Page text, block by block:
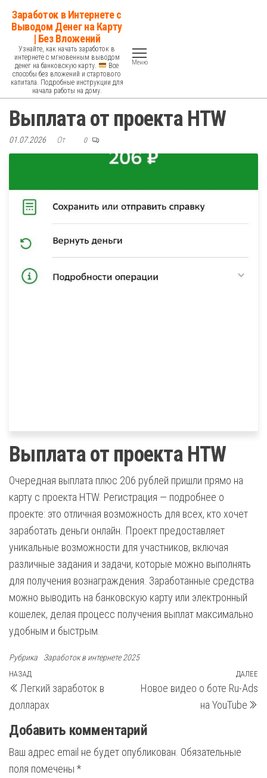
Перейти
содержимому
Заработок в Интернете с
Выводом Денег на Карту
| Без Вложений
Узнайте, как начать заработок в
интернете с мгновенным выводом
денег на банковскую карту.
Все
способы без вложений и стартового
капитала. Подробные инструкции для
начала работы на дому.
Меню
Выплата от проекта HTW
01.07.2026 От 0
Выплата от проекта HTW
Очередная выплата плюс 206 рублей пришли прямо на
карту с проекта HTW. Регистрация — подробнее о
проекте: это отличная возможность для всех, кто хочет
заработать деньги онлайн. Проект предоставляет
уникальные возможности для участников, включая
различные задания и задачи, которые можно выполнять
для получения вознаграждения. Заработанные средства
можно выводить на банковскую карту или электронный
кошелек, делая процесс получения выплат максимально
удобным и быстрым.
Рубрика Заработок в интернете 2025
Навигация
по
записям
Предыдущая
запись
НАЗАД
Легкий заработок в
долларах
ДАЛЕЕ
Новое видео о боте Ru-Ads
на YouTube
Добавить комментарий
Ваш адрес email не будет опубликован. Обязательные
поля помечены *